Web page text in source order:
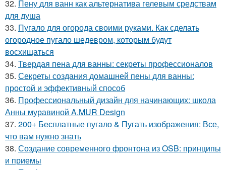
32. Пену для ванн как альтернатива гелевым средствам
для душа
33. Пугало для огорода своими руками. Как сделать
огородное пугало шедевром, которым будут
восхищаться
34. Твердая пена для ванны: секреты профессионалов
35. Секреты создания домашней пены для ванны:
простой и эффективный способ
36. Профессиональный дизайн для начинающих: школа
Анны муравиной A.MUR Design
37. 200+ Бесплатные пугало & Пугать изображения: Все,
что вам нужно знать
38. Создание современного фронтона из OSB: принципы
и приемы